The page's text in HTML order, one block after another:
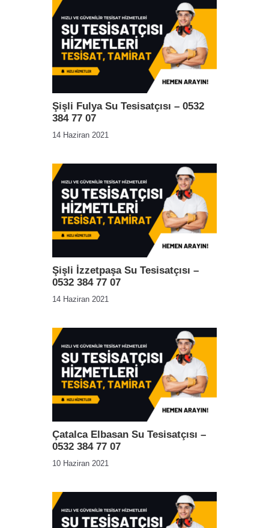
Şişli Fulya Su Tesisatçısı – 0532
384 77 07
14 Haziran 2021
Şişli İzzetpaşa Su Tesisatçısı –
0532 384 77 07
14 Haziran 2021
Çatalca Elbasan Su Tesisatçısı –
0532 384 77 07
10 Haziran 2021